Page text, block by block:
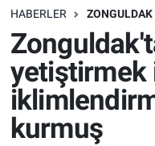
HABERLER ZONGULDAK
yetiştirmek
kurmuş
Kdz. Ereğli
Çaycuma
Devrek
Kilimli
Zonguldak Hava
Zonguldak
Zonguldak Trafik
Süper Lig Puan